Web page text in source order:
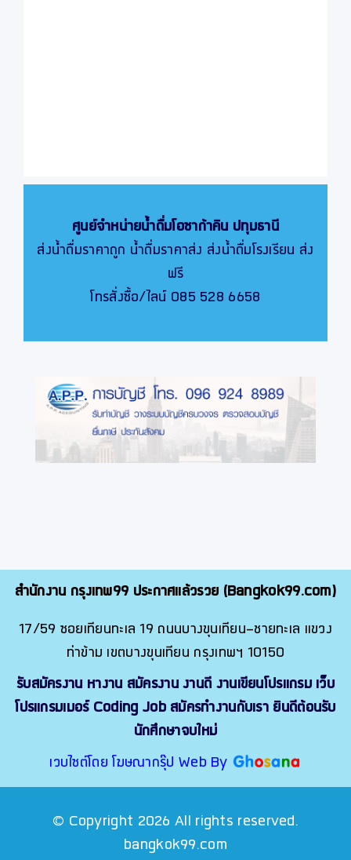
ศูนย์จำหน่ายน้ำดื่มโอซาก้าคิน ปทุมธานี
ส่งน้ำดื่มราคาถูก น้ำดื่มราคาส่ง ส่งน้ำดื่มโรงเรียน ส่ง
ฟรี
โทรสั่งซื้อ/ไลน์ 085 528 6658
สำนักงาน กรุงเทพ99 ประกาศแล้วรวย (Bangkok99.com)
17/59 ซอยเทียนทะเล 19 ถนนบางขุนเทียน-ชายทะเล แขวง
ท่าข้าม เขตบางขุนเทียน กรุงเทพฯ 10150
รับสมัครงาน หางาน สมัครงาน งานดี งานเขียนโปรแกรม เว็บ
โปรแกรมเมอร์ Coding Job สมัครทำงานกับเรา ยินดีต้อนรับ
นักศึกษาจบใหม่
เวบไซต์โดย โฆษณากรุ๊ป Web By
© Copyright 2026 All rights reserved.
bangkok99.com